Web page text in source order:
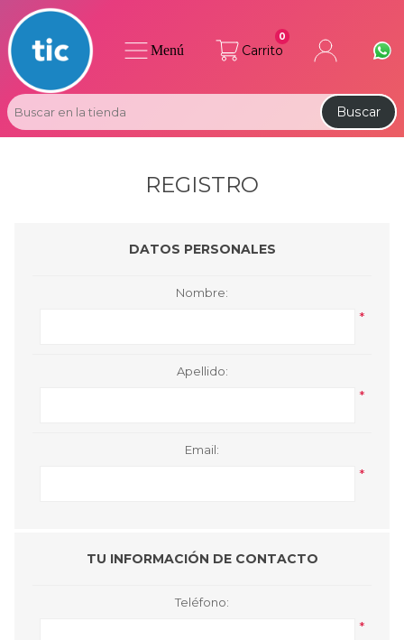
Carrito
0
Buscar
Menú
REGISTRO
DATOS PERSONALES
Nombre:
*
Apellido:
*
Email:
*
TU INFORMACIÓN DE CONTACTO
Teléfono:
*